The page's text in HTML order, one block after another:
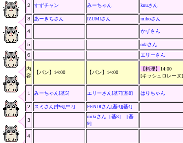
２ すずチャン みーちゃん kuuさん
３ あーきちさん IZUMIさん mihoさん
４ かずさん
５ odaさん
６
エリーさん
内
容
【パン】14:00 【パン】14:00
【料理】 14:00
[キッシュロレーヌ]
1 みーちゃん[基5] エリーさん[基7][基8] はりちゃん
２ スミさん[中6][中7] FENDIさん[基3][基4]
３
mikiさん［基8］［基
9］
４